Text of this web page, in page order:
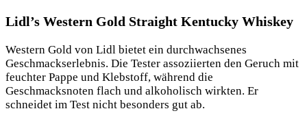
Lidl’s Western Gold Straight Kentucky Whiskey
Western Gold von Lidl bietet ein durchwachsenes
Geschmackserlebnis. Die Tester assoziierten den Geruch mit
feuchter Pappe und Klebstoff, während die
Geschmacksnoten flach und alkoholisch wirkten. Er
schneidet im Test nicht besonders gut ab.